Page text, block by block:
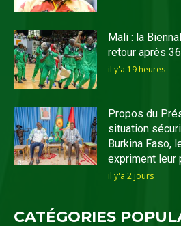
Mali : la
retour après
il y'a 19 heures
Propos du
situation
Burkina Faso,
expriment leur
il y'a 2 jours
CATÉGORIES